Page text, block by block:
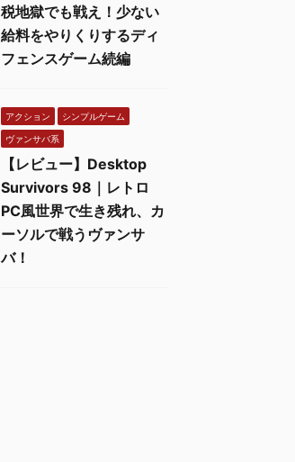
税地獄でも戦え！少ない
給料をやりくりするディ
フェンスゲーム続編
アクション シンプルゲーム
ヴァンサバ系
【レビュー】Desktop
Survivors 98｜レトロ
PC風世界で生き残れ、カ
ーソルで戦うヴァンサ
バ！